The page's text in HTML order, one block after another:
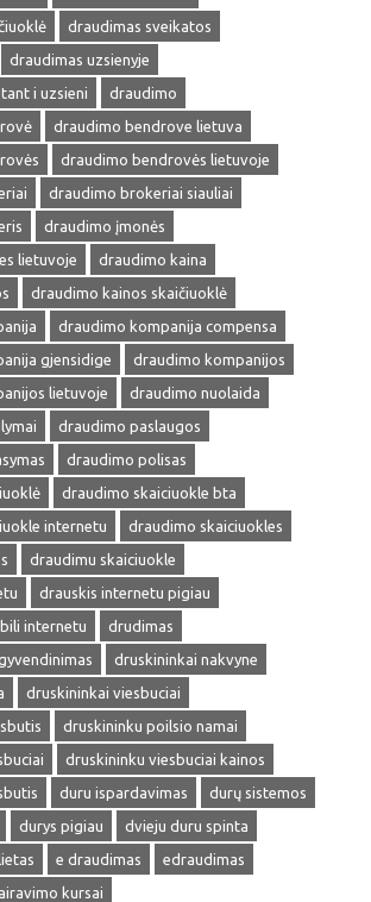
draudimas sveikatos
draudimas uzsienyje
i uzsieni
draudimo
draudimo bendrove lietuva
draudimo bendrovės lietuvoje
draudimo brokeriai siauliai
draudimo įmonės
lietuvoje
draudimo kaina
draudimo kainos skaičiuoklė
draudimo kompanija compensa
gjensidige
draudimo kompanijos
lietuvoje
draudimo nuolaida
draudimo paslaugos
draudimo polisas
draudimo skaiciuokle bta
internetu
draudimo skaiciuokles
draudimu skaiciuokle
drauskis internetu pigiau
internetu
drudimas
druskininkai nakvyne
druskininkai viesbuciai
druskininku poilsio namai
druskininku viesbuciai kainos
duru ispardavimas
durų sistemos
durys pigiau
dvieju duru spinta
e draudimas
edraudimas
kursai